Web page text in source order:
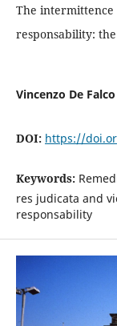
The intermittence
responsability:
Vincenzo De Falco
DOI: https://
Keywords:
res judicata and
responsability